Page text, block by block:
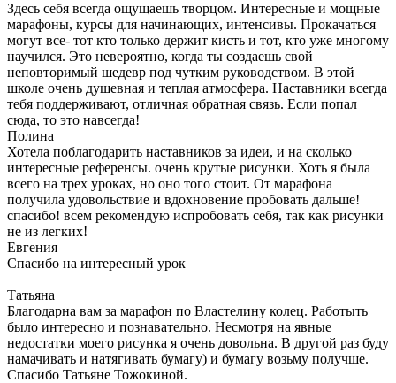
Здесь себя всегда ощущаешь творцом. Интересные и мощные
марафоны, курсы для начинающих, интенсивы. Прокачаться
могут все- тот кто только держит кисть и тот, кто уже многому
научился. Это невероятно, когда ты создаешь свой
неповторимый шедевр под чутким руководством. В этой
школе очень душевная и теплая атмосфера. Наставники всегда
тебя поддерживают, отличная обратная связь. Если попал
сюда, то это навсегда!
Полина
Хотела поблагодарить наставников за идеи, и на сколько
интересные референсы. очень крутые рисунки. Хоть я была
всего на трех уроках, но оно того стоит. От марафона
получила удовольствие и вдохновение пробовать дальше!
спасибо! всем рекомендую испробовать себя, так как рисунки
не из легких!
Евгения
Спасибо на интересный урок
Татьяна
Благодарна вам за марафон по Властелину колец. Работыть
было интересно и познавательно. Несмотря на явные
недостатки моего рисунка я очень довольна. В другой раз буду
намачивать и натягивать бумагу) и бумагу возьму получше.
Спасибо Татьяне Тожокиной.